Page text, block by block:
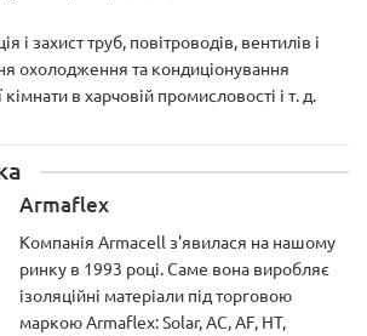
і захист труб, повітроводів, вентилів і
охолодження та кондиціонування
в харчовій промисловості і т. д.
Armaflex
Компанія Armacell з'явилася на нашому
ринку в 1993 році. Саме вона виробляє
ізоляційні матеріали під торговою
маркою Armaflex: Solar, AC, AF, HT,